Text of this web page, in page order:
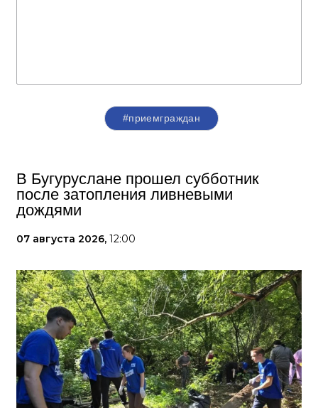
#приемграждан
В Бугуруслане прошел субботник
после затопления ливневыми
дождями
07 августа 2026, 12:00